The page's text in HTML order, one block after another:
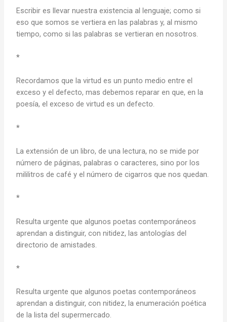
Escribir es llevar nuestra existencia al lenguaje; como si
eso que somos se vertiera en las palabras y, al mismo
tiempo, como si las palabras se vertieran en nosotros.
*
Recordamos que la virtud es un punto medio entre el
exceso y el defecto, mas debemos reparar en que, en la
poesía, el exceso de virtud es un defecto.
*
La extensión de un libro, de una lectura, no se mide por
número de páginas, palabras o caracteres, sino por los
mililitros de café y el número de cigarros que nos quedan.
*
Resulta urgente que algunos poetas contemporáneos
aprendan a distinguir, con nitidez, las antologías del
directorio de amistades.
*
Resulta urgente que algunos poetas contemporáneos
aprendan a distinguir, con nitidez, la enumeración poética
de la lista del supermercado.